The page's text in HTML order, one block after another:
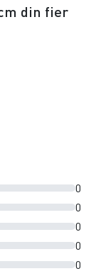
din fier
0
0
0
0
0